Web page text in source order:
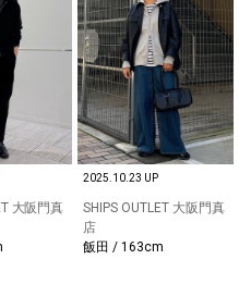
大阪門真
2025.10.23 UP
SHIPS OUTLET 大阪門真
店
飯田 / 163cm